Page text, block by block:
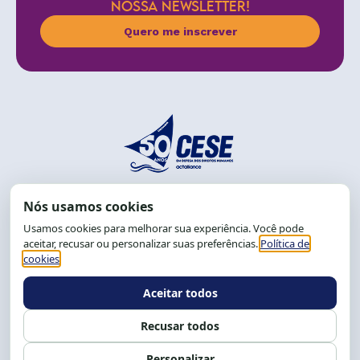
NOSSA NEWSLETTER!
Quero me inscrever
End.: R. da Graça, 150. Graça
CEP: 40.150-055
Salvador-BA, Brasil.
Tel.: (71) 2104-5457, Cel.: (71) 9 9239-2104 ou 2105
Expediente: 8h às 12h e 13 às 17h.
Siga nossas redes Fale conosco